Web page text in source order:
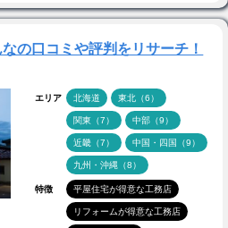
の口コミや評判をリサーチ！
エリア 北海道 東北（6）
関東（7） 中部（9）
近畿（7） 中国・四国（9）
九州・沖縄（8）
特徴 平屋住宅が得意な工務店
リフォームが得意な工務店